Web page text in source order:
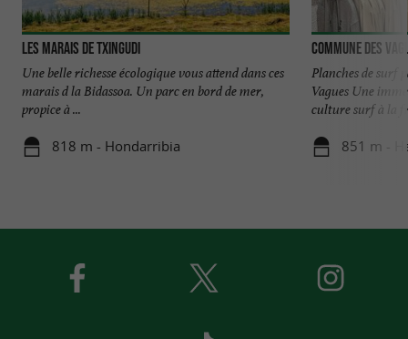
Les marais de Txingudi
Une belle richesse écologique vous attend dans ces
marais d la Bidassoa. Un parc en bord de mer,
propice à ...
818 m - Hondarribia
Commune Des
Planches de surf
Vagues Une
culture surf à la
851 m -